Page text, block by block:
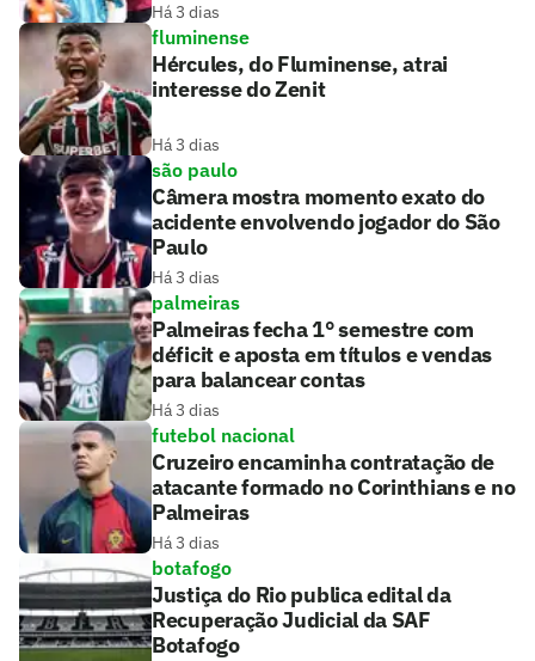
Há 3 dias
fluminense
Hércules, do Fluminense, atrai
interesse do Zenit
Há 3 dias
são paulo
Câmera mostra momento exato do
acidente envolvendo jogador do São
Paulo
Há 3 dias
palmeiras
Palmeiras fecha 1° semestre com
déficit e aposta em títulos e vendas
para balancear contas
Há 3 dias
futebol nacional
Cruzeiro encaminha contratação de
atacante formado no Corinthians e no
Palmeiras
Há 3 dias
botafogo
Justiça do Rio publica edital da
Recuperação Judicial da SAF
Botafogo